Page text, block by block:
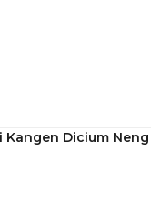
Kangen Dicium Neng